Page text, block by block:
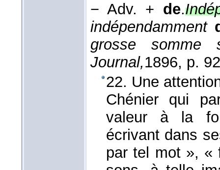
− Adv. + de.
indépendamment
grosse
Journal,1896, p.
22. Une
Chénier qui
valeur à la
écrivant dans
par tel mot », «